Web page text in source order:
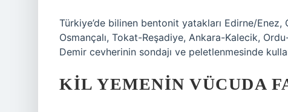
Türkiye’de bilinen bentonit yatakları Edirne/Enez,
Osmançalı, Tokat-Reşadiye, Ankara-Kalecik,
Demir cevherinin sondajı ve peletlenmesinde
KIL YEMENIN VÜCUDA